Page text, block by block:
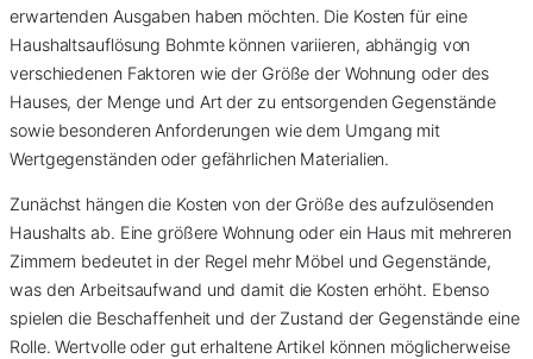
erwartenden Ausgaben haben möchten. Die Kosten für eine
Haushaltsauflösung Bohmte können variieren, abhängig von
verschiedenen Faktoren wie der Größe der Wohnung oder des
Hauses, der Menge und Art der zu entsorgenden Gegenstände
sowie besonderen Anforderungen wie dem Umgang mit
Wertgegenständen oder gefährlichen Materialien.
Zunächst hängen die Kosten von der Größe des aufzulösenden
Haushalts ab. Eine größere Wohnung oder ein Haus mit mehreren
Zimmern bedeutet in der Regel mehr Möbel und Gegenstände,
was den Arbeitsaufwand und damit die Kosten erhöht. Ebenso
spielen die Beschaffenheit und der Zustand der Gegenstände eine
Rolle. Wertvolle oder gut erhaltene Artikel können möglicherweise